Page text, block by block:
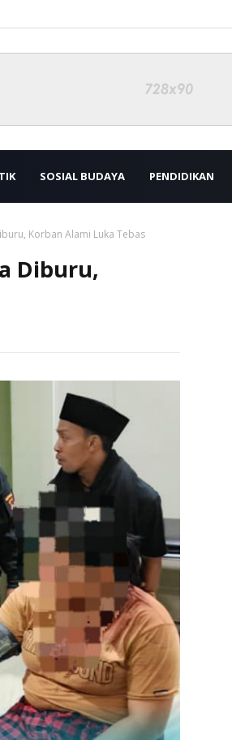
SOSIAL BUDAYA PENDIDIKAN
Korban Alami Luka Tebas
Diburu,